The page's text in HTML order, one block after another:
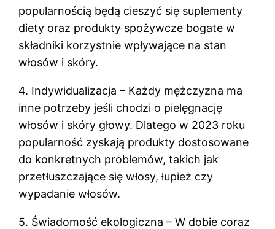
popularnością będą cieszyć się suplementy
diety oraz produkty spożywcze bogate w
składniki korzystnie wpływające na stan
włosów i skóry.
4. Indywidualizacja – Każdy mężczyzna ma
inne potrzeby jeśli chodzi o pielęgnację
włosów i skóry głowy. Dlatego w 2023 roku
popularność zyskają produkty dostosowane
do konkretnych problemów, takich jak
przetłuszczające się włosy, łupież czy
wypadanie włosów.
5. Świadomość ekologiczna – W dobie coraz